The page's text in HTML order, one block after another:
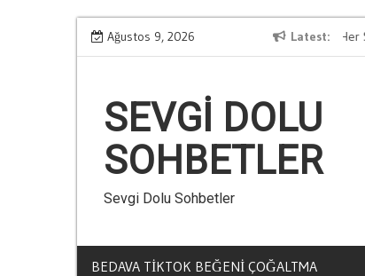
Skip
to
Ağustos 9, 2026 Latest
Kumar Zararlari Hakkinda Bilmeniz Gereken Her Sey
SEVGI DOLU
SOHBETLER
Sevgi Dolu Sohbetler
BEDAVA TIKTOK BEĞENI ÇOĞALTMA